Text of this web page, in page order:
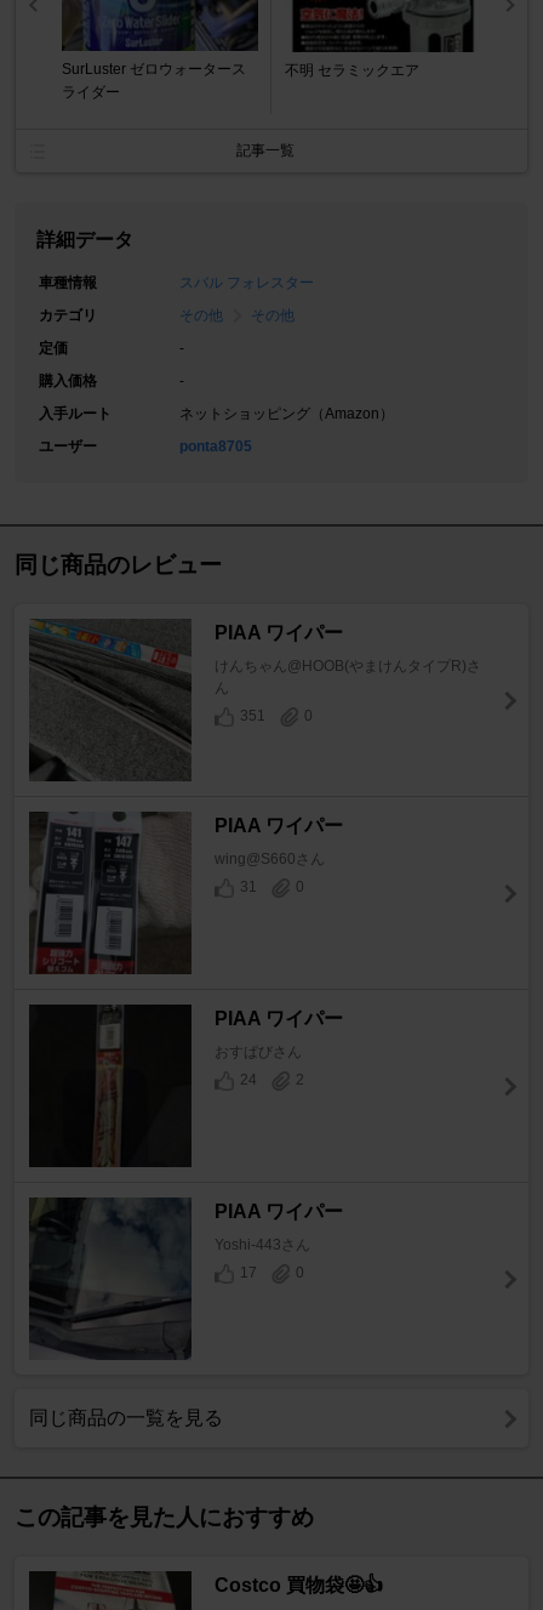
SurLuster ゼロウォータース
ライダー
不明 セラミックエア
記事一覧
詳細データ
車種情報
スバル フォレスター
カテゴリ
その他
その他
定価
-
購入価格
-
入手ルート
ネットショッピング（Amazon）
ユーザー
ponta8705
同じ商品のレビュー
PIAA ワイパー
けんちゃん@HOOB(やまけんタイプR)さ
ん
351
0
PIAA ワイパー
wing@S660さん
31
0
PIAA ワイパー
おすぱびさん
24
2
PIAA ワイパー
Yoshi-443さん
17
0
同じ商品の一覧を見る
この記事を見た人におすすめ
Costco 買物袋🤩👍